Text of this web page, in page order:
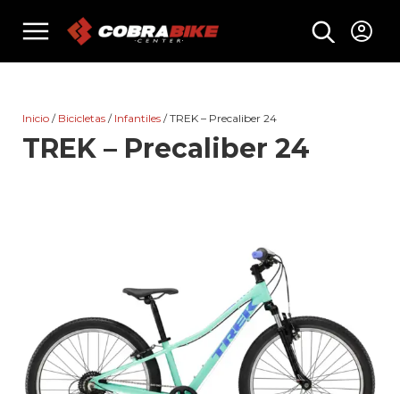
menu
Inicio / Bicicletas / Infantiles / TREK – Precaliber 24
TREK – Precaliber 24